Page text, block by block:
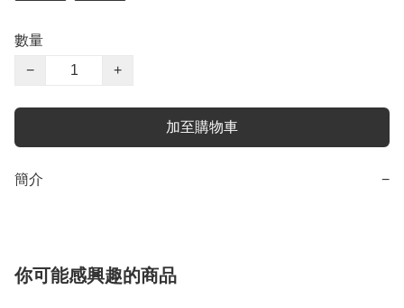
數量
−
+
加至購物車
簡介 −
你可能感興趣的商品